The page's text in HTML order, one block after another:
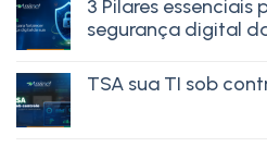
3 Pilares
segurança digital
TSA sua TI sob